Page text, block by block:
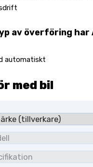
av överföring har
automatiskt
med bil